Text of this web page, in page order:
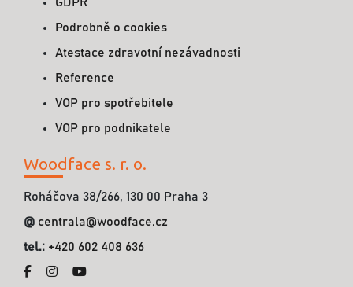
GDPR
Podrobně o cookies
Atestace zdravotní nezávadnosti
Reference
VOP pro spotřebitele
VOP pro podnikatele
Woodface s. r. o.
Roháčova 38/266, 130 00 Praha 3
@ centrala@woodface.cz
tel.: +420 602 408 636